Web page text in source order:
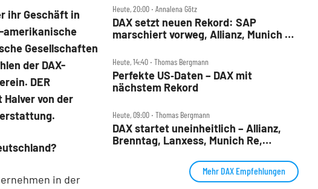
ihr Geschäft in
amerikanische
Gesellschaften
der DAX-
DER
von der
in der
Heute, 20:00 ‧ Annalena Götz
DAX setzt neuen Rekord: SAP
marschiert vorweg, Allianz, Munich Re
Heute, 14:40 ‧ Thomas Bergmann
Perfekte US‑Daten – DAX mit
nächstem Rekord
Heute, 09:00 ‧ Thomas Bergmann
DAX startet uneinheitlich – Allianz,
Brenntag, Lanxess, Munich Re,
Mehr DAX Empfehlungen